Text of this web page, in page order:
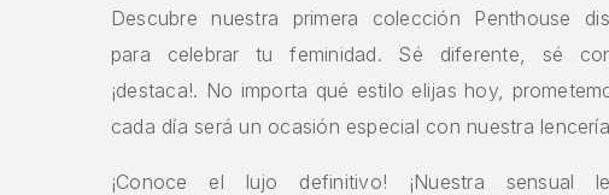
Descubre nuestra primera colección Penthouse
para celebrar tu feminidad. Sé diferente, sé
¡destaca!. No importa qué estilo elijas hoy,
cada día será un ocasión especial con nuestra lencería
¡Conoce el lujo definitivo! ¡Nuestra sensual